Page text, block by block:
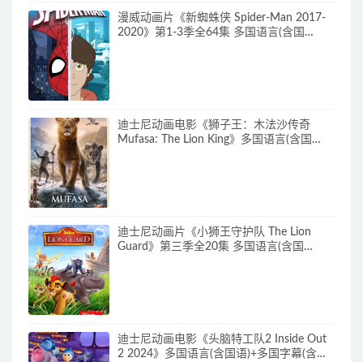
漫威动画片《新蜘蛛侠 Spider-Man 2017-
2020》第1-3季全64集 多国语言(含国
迪士尼动画电影《狮子王：木法沙传奇
Mufasa: The Lion King》多国语言(含国
迪士尼动画片《小狮王守护队 The Lion
Guard》第三季全20集 多国语言(含国
迪士尼动画电影《头脑特工队2 Inside Out
2 2024》多国语言(含国语)+多国字幕(含中